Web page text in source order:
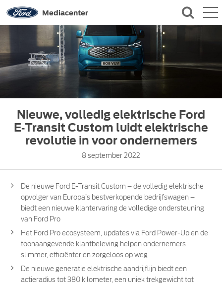
Mediacenter
CONTACT
Nieuwe, volledig elektrische Ford
E‑Transit Custom luidt elektrische
revolutie in voor ondernemers
8 september 2022
De nieuwe Ford E-Transit Custom – de volledig elektrische
opvolger van Europa’s bestverkopende bedrijfswagen –
biedt een nieuwe klantervaring de volledige ondersteuning
van Ford Pro
Het Ford Pro ecosysteem, updates via Ford Power-Up en de
toonaangevende klantbeleving helpen ondernemers
slimmer, efficiënter en zorgeloos op weg
De nieuwe generatie elektrische aandrijflijn biedt een
actieradius tot 380 kilometer, een uniek trekgewicht tot